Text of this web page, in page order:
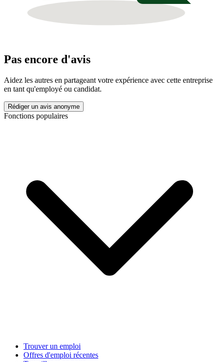
Pas encore d'avis
Aidez les autres en partageant votre expérience avec cette entreprise
en tant qu'employé ou candidat.
Rédiger un avis anonyme
Fonctions populaires
Trouver un emploi
Offres d'emploi récentes